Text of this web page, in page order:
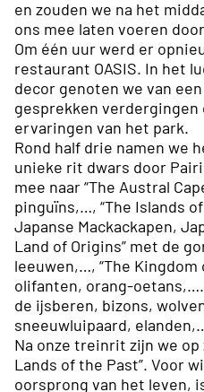
en zouden we na het
ons mee laten voeren
Om één uur werd er
restaurant OASIS. In het
decor genoten we van
gesprekken verdergingen
ervaringen van het park.
Rond half drie namen we
unieke rit dwars door
mee naar “The Austral
pinguïns,…, “The Islands
Japanse Mackackapen,
Land of Origins” met de
leeuwen,…, “The Kingdom
olifanten, orang-
de ijsberen, bizons,
sneeuwluipaard,
Na onze treinrit zijn we op
Lands of the Past”. Voor
oorsprong van het leven,